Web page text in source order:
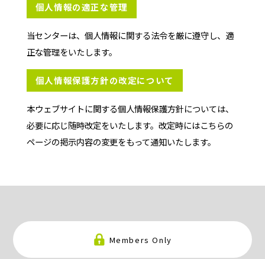
個人情報の適正な管理
当センターは、個人情報に関する法令を厳に遵守し、適
正な管理をいたします。
個人情報保護方針の改定について
本ウェブサイトに関する個人情報保護方針については、
必要に応じ随時改定をいたします。改定時にはこちらの
ページの掲示内容の変更をもって通知いたします。
Members Only